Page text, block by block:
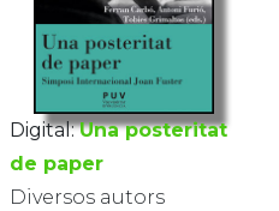
Digital: Una posteritat
de paper
Diversos autors